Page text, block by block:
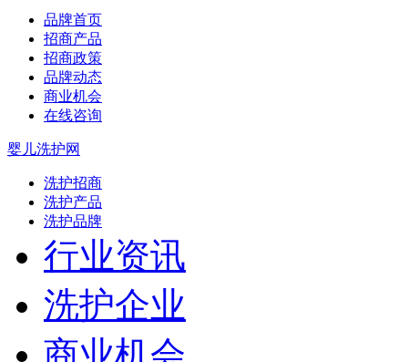
品牌首页
招商产品
招商政策
品牌动态
商业机会
在线咨询
婴儿洗护网
洗护招商
洗护产品
洗护品牌
行业资讯
洗护企业